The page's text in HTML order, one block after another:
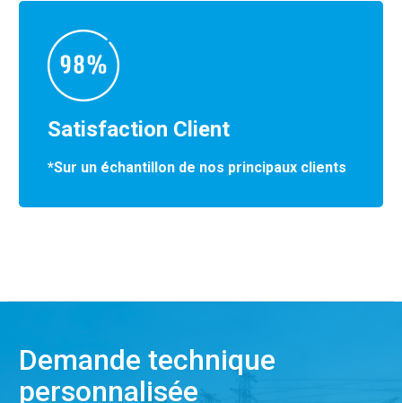
Satisfaction Client
*Sur un échantillon de nos principaux clients
Demande technique
personnalisée